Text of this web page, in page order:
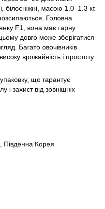
білосніжні, масою 1.0–1.3 кг.
Головна
F1, вона має гарну
довго може зберігатися
Багато овочівників
врожайність і простоту
що гарантує
і захист від зовнішніх
Південна Корея